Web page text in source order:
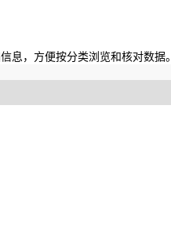
息，方便按分类浏览和核对数据。